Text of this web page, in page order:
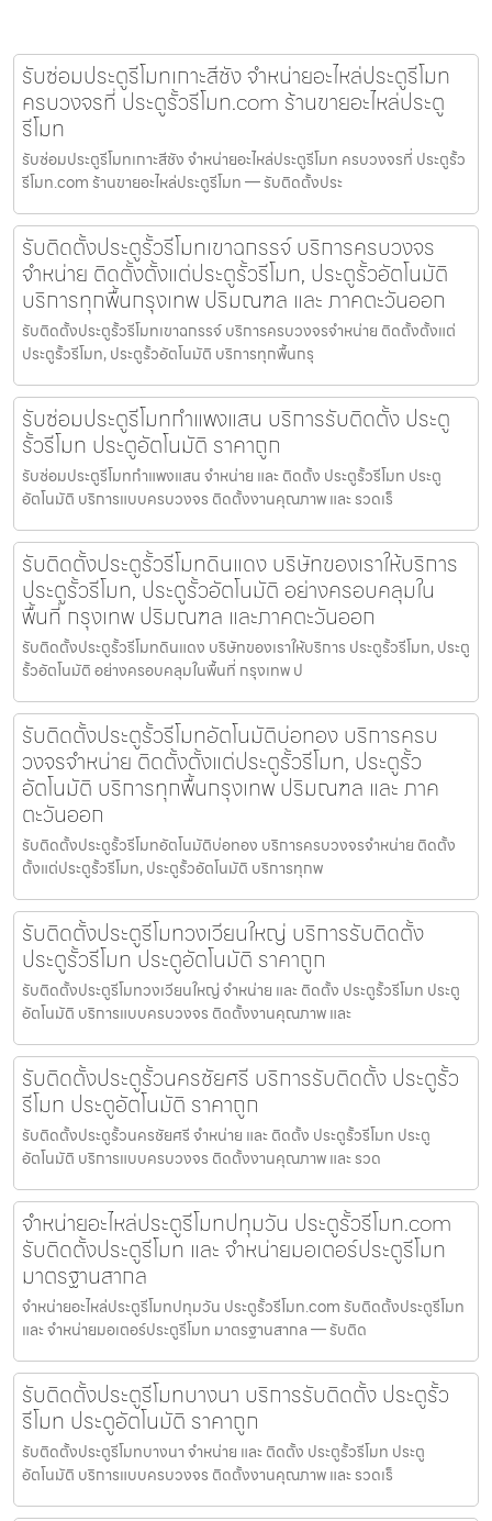
รับซ่อมประตูรีโมทเกาะสีชัง จำหน่ายอะไหล่ประตูรีโมท
ครบวงจรที่ ประตูรั้วรีโมท.com ร้านขายอะไหล่ประตู
รีโมท
รับซ่อมประตูรีโมทเกาะสีชัง จำหน่ายอะไหล่ประตูรีโมท ครบวงจรที่ ประตูรั้ว
รีโมท.com ร้านขายอะไหล่ประตูรีโมท — รับติดตั้งประ
รับติดตั้งประตูรั้วรีโมทเขาฉกรรจ์ บริการครบวงจร
จำหน่าย ติดตั้งตั้งแต่ประตูรั้วรีโมท, ประตูรั้วอัตโนมัติ
บริการทุกพื้นกรุงเทพ ปริมณฑล และ ภาคตะวันออก
รับติดตั้งประตูรั้วรีโมทเขาฉกรรจ์ บริการครบวงจรจำหน่าย ติดตั้งตั้งแต่
ประตูรั้วรีโมท, ประตูรั้วอัตโนมัติ บริการทุกพื้นกรุ
รับซ่อมประตูรีโมทกำแพงแสน บริการรับติดตั้ง ประตู
รั้วรีโมท ประตูอัตโนมัติ ราคาถูก
รับซ่อมประตูรีโมทกำแพงแสน จำหน่าย และ ติดตั้ง ประตูรั้วรีโมท ประตู
อัตโนมัติ บริการแบบครบวงจร ติดตั้งงานคุณภาพ และ รวดเร็
รับติดตั้งประตูรั้วรีโมทดินแดง บริษัทของเราให้บริการ
ประตูรั้วรีโมท, ประตูรั้วอัตโนมัติ อย่างครอบคลุมใน
พื้นที่ กรุงเทพ ปริมณฑล และภาคตะวันออก
รับติดตั้งประตูรั้วรีโมทดินแดง บริษัทของเราให้บริการ ประตูรั้วรีโมท, ประตู
รั้วอัตโนมัติ อย่างครอบคลุมในพื้นที่ กรุงเทพ ป
รับติดตั้งประตูรั้วรีโมทอัตโนมัติบ่อทอง บริการครบ
วงจรจำหน่าย ติดตั้งตั้งแต่ประตูรั้วรีโมท, ประตูรั้ว
อัตโนมัติ บริการทุกพื้นกรุงเทพ ปริมณฑล และ ภาค
ตะวันออก
รับติดตั้งประตูรั้วรีโมทอัตโนมัติบ่อทอง บริการครบวงจรจำหน่าย ติดตั้ง
ตั้งแต่ประตูรั้วรีโมท, ประตูรั้วอัตโนมัติ บริการทุกพ
รับติดตั้งประตูรีโมทวงเวียนใหญ่ บริการรับติดตั้ง
ประตูรั้วรีโมท ประตูอัตโนมัติ ราคาถูก
รับติดตั้งประตูรีโมทวงเวียนใหญ่ จำหน่าย และ ติดตั้ง ประตูรั้วรีโมท ประตู
อัตโนมัติ บริการแบบครบวงจร ติดตั้งงานคุณภาพ และ
รับติดตั้งประตูรั้วนครชัยศรี บริการรับติดตั้ง ประตูรั้ว
รีโมท ประตูอัตโนมัติ ราคาถูก
รับติดตั้งประตูรั้วนครชัยศรี จำหน่าย และ ติดตั้ง ประตูรั้วรีโมท ประตู
อัตโนมัติ บริการแบบครบวงจร ติดตั้งงานคุณภาพ และ รวด
จำหน่ายอะไหล่ประตูรีโมทปทุมวัน ประตูรั้วรีโมท.com
รับติดตั้งประตูรีโมท และ จำหน่ายมอเตอร์ประตูรีโมท
มาตรฐานสากล
จำหน่ายอะไหล่ประตูรีโมทปทุมวัน ประตูรั้วรีโมท.com รับติดตั้งประตูรีโมท
และ จำหน่ายมอเตอร์ประตูรีโมท มาตรฐานสากล — รับติด
รับติดตั้งประตูรีโมทบางนา บริการรับติดตั้ง ประตูรั้ว
รีโมท ประตูอัตโนมัติ ราคาถูก
รับติดตั้งประตูรีโมทบางนา จำหน่าย และ ติดตั้ง ประตูรั้วรีโมท ประตู
อัตโนมัติ บริการแบบครบวงจร ติดตั้งงานคุณภาพ และ รวดเร็